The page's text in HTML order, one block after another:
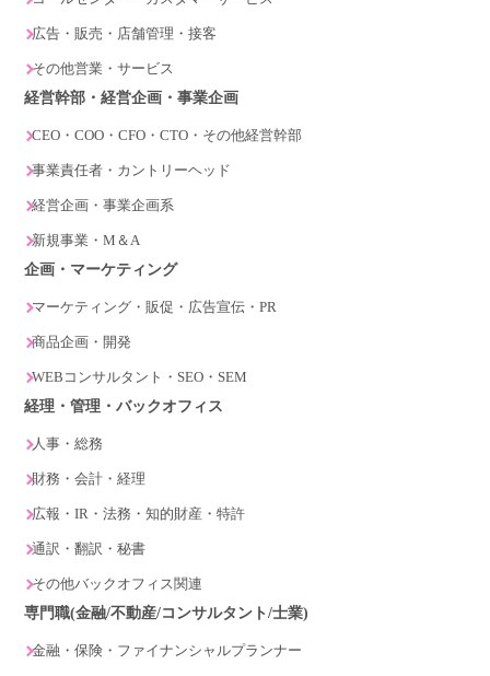
広告・販売・店舗管理・接客
その他営業・サービス
経営幹部・経営企画・事業企画
CEO・COO・CFO・CTO・その他経営幹部
事業責任者・カントリーヘッド
経営企画・事業企画系
新規事業・M＆A
企画・マーケティング
マーケティング・販促・広告宣伝・PR
商品企画・開発
WEBコンサルタント・SEO・SEM
経理・管理・バックオフィス
人事・総務
財務・会計・経理
広報・IR・法務・知的財産・特許
通訳・翻訳・秘書
その他バックオフィス関連
専門職(金融/不動産/コンサルタント/士業)
金融・保険・ファイナンシャルプランナー